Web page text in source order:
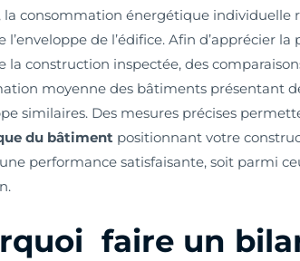
la consommation énergétique individuelle
l’enveloppe de l’édifice. Afin d’apprécier
la construction inspectée, des
moyenne des bâtiments présentant
similaires. Des mesures précises
du bâtiment positionnant votre
performance satisfaisante, soit parmi
faire un